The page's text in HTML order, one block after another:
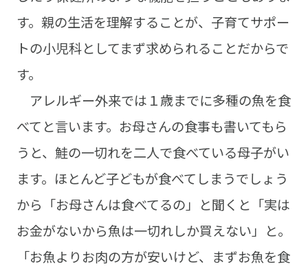
す。親の生活を理解することが、子育てサポー
トの小児科としてまず求められることだからで
す。
アレルギー外来では１歳までに多種の魚を食
べてと言います。お母さんの食事も書いてもら
うと、鮭の一切れを二人で食べている母子がい
ます。ほとんど子どもが食べてしまうでしょう
から「お母さんは食べてるの」と聞くと「実は
お金がないから魚は一切れしか買えない」と。
「お魚よりお肉の方が安いけど、まずお魚を食